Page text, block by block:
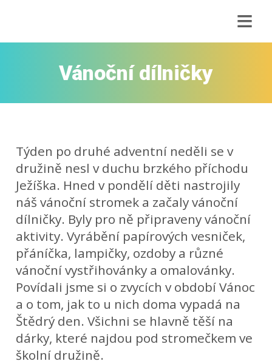
≡
Vánoční dílničky
Týden po druhé adventní neděli se v
družině nesl v duchu brzkého příchodu
Ježíška. Hned v pondělí děti nastrojily
náš vánoční stromek a začaly vánoční
dílničky. Byly pro ně připraveny vánoční
aktivity. Vyrábění papírových vesniček,
přáníčka, lampičky, ozdoby a různé
vánoční vystřihovánky a omalovánky.
Povídali jsme si o zvycích v období Vánoc
a o tom, jak to u nich doma vypadá na
Štědrý den. Všichni se hlavně těší na
dárky, které najdou pod stromečkem ve
školní družině.